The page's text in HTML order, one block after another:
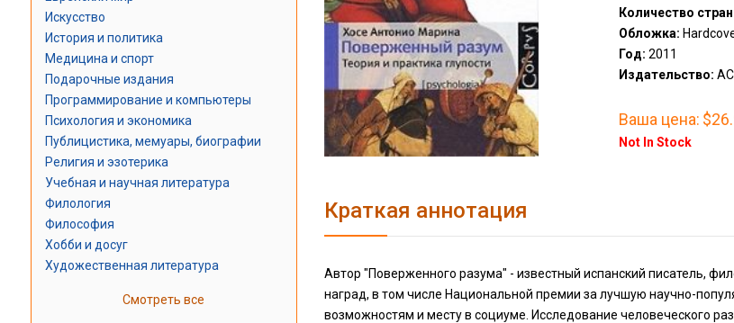
Искусство
История и политика
Медицина и спорт
Подарочные издания
Программирование и компьютеры
Психология и экономика
Публицистика, мемуары, биографии
Религия и эзотерика
Учебная и научная литература
Филология
Философия
Хобби и досуг
Художественная литература
Смотреть все
Количество
Обложка:
Год: 2011
Издательство:
Ваша цена:
Not In Stock
Краткая аннотация
Автор "Поверженного разума" - известный испанский писатель,
наград, в том числе Национальной премии за лучшую научно-
возможностям и месту в социуме. Исследование человеческого